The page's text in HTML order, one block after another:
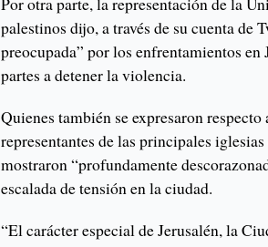
palestinos dijo, a través de su cuenta de
preocupada” por los enfrentamientos en
partes a detener la violencia.
Quienes también se expresaron
representantes de las principales
mostraron “profundamente
escalada de tensión en la ciudad.
“El carácter especial de Jerusalén, la